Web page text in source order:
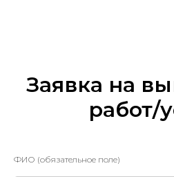
Заявка на
работ/
ФИО (обязательное поле)